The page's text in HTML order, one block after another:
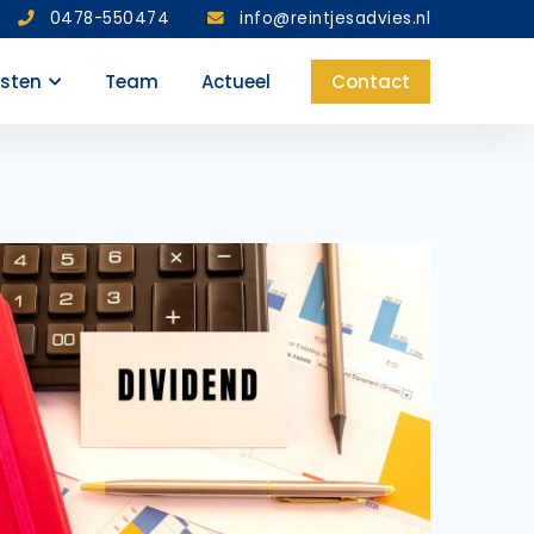
0478-550474 info@reintjesadvies.nl
Team Actueel Contact